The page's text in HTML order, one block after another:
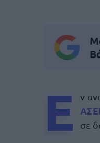
Ε ν
σε